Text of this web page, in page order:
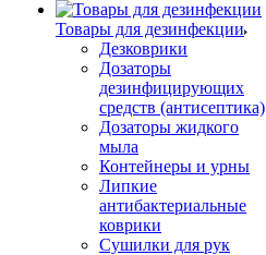
Товары для дезинфекции
Дезковрики
Дозаторы
дезинфицирующих
средств (антисептика)
Дозаторы жидкого
мыла
Контейнеры и урны
Липкие
антибактериальные
коврики
Сушилки для рук